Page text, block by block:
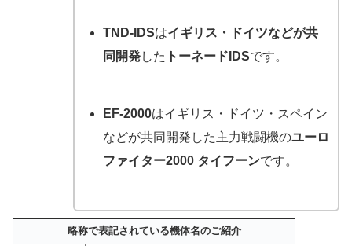
TND-IDSはイギリス・ドイツなどが共
同開発した トーネードIDSです。
EF-2000はイギリス・ドイツ・スペイン
などが共同開発した主力戦闘機のユーロ
ファイター2000 タイフーンです。
略称で表記されている機体名のご紹介